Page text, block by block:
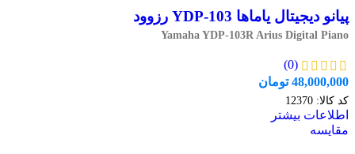
پیانو دیجیتال یاماها YDP-103 رزوود
Yamaha YDP-103R Arius Digital Piano
(0)
48,000,000 تومان
کد کالا: 12370
اطلاعات بیشتر
مقایسه